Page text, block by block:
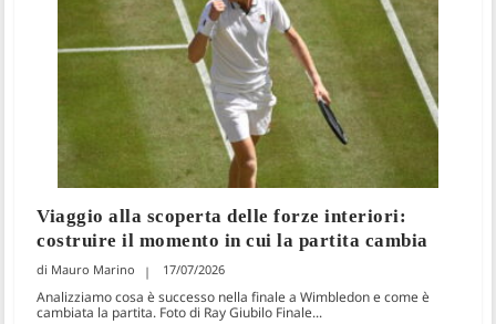
Viaggio alla scoperta delle forze interiori:
costruire il momento in cui la partita cambia
Mauro Marino 17/07/2026
Analizziamo cosa è successo nella finale a Wimbledon e come è
cambiata la partita. Foto di Ray Giubilo Finale...